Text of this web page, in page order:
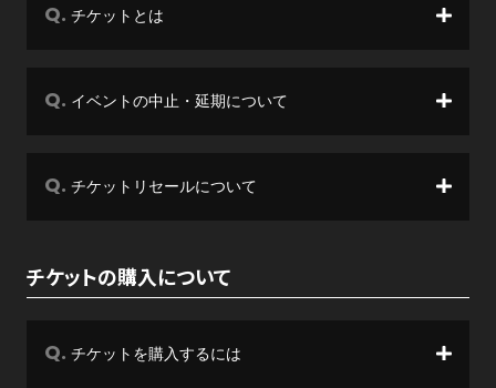
チケットとは
イベントの中止・延期について
チケットリセールについて
チケットの購入について
チケットを購入するには